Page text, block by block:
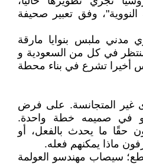
وفق تعبير صحيفة
مدني ملبس بنوايا مارقة
في كل من السعودية و
أخيرا تشرع في بناء محطة
غير المتجانسة. على فرض
هو في صميمه خطة واحدة.
حقًا ما يحدث بالفعل، أو
ماذا يمكنهم فعله.
سيصاب مهندسو العولمة